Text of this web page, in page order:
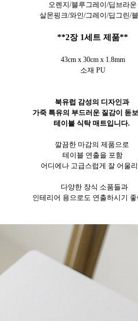
오렌지/블루그레이/딥브라운
살몬핑크/와인/그레이/딥그린/
**2장 1세트 제품**
43cm x 30cm x 1.8mm
소재 PU
북유럽 감성의 디자인과
가죽 특유의 부드러운 질감이 돋
테이블 식탁 매트입니다.
깔끔한 마감의 제품으로
테이블 연출을 포함
어디에나 고급스럽게 잘 어울
다양한 장식 소품들과
인테리어 용으로도 연출하시기 좋